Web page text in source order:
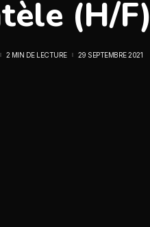
(H/F)
2 MIN DE LECTURE 29 SEPTEMBRE 2021